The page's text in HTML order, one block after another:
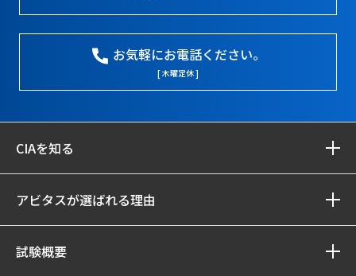
お気軽にお電話ください。
[ 木曜定休 ]
CIAを知る
アビタスが選ばれる理由
試験概要